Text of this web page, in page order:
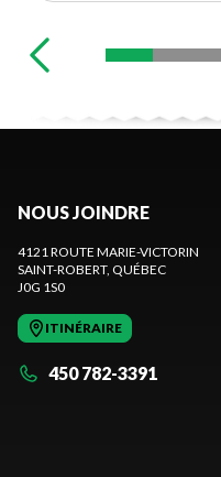
NOUS JOINDRE
4121 ROUTE MARIE-VICTORIN
SAINT-ROBERT, QUÉBEC
J0G 1S0
ITINÉRAIRE
450 782-3391